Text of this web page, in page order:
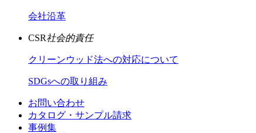
会社沿革
CSR社会的責任
クリーンウッド法への対応について
SDGsへの取り組み
お問い合わせ
カタログ・サンプル請求
事例集